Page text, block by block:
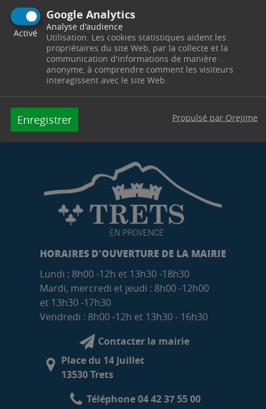
Google Analytics
Activé
Analyse d'audience
Utilisation: Les cookies statistiques aident les
propriétaires du site Web, par la collecte et la
communication d'informations de manière
anonyme, à comprendre comment les visiteurs
interagissent avec le site Web.
Enregistrer Propulsé par Orejime
Contacter par mail
Contacter
HORAIRES D'OUVERTURE DE LA MAIRIE
Lundi : 8h00 -12h et 13h30 -18h30
Mardi, mercredi et jeudi : 8h00 -12h00
et 13h30 -17h30
Vendredi : 8h00 -12h et 13h30 - 16h30
Contacter la mairie
Place du 14 Juillet
13530 Trets
Téléphone 04 42 37 55 00